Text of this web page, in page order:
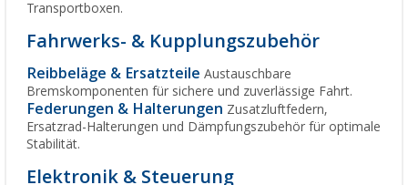
Transportboxen.
Fahrwerks- & Kupplungszubehör
Reibbeläge & Ersatzteile Austauschbare
Bremskomponenten für sichere und zuverlässige Fahrt.
Federungen & Halterungen Zusatzluftfedern,
Ersatzrad-Halterungen und Dämpfungszubehör für optimale
Stabilität.
Elektronik & Steuerung